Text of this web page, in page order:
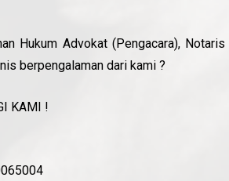
Hukum Advokat (Pengacara),
berpengalaman dari kami ?
KAMI !